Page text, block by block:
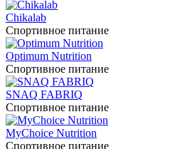
Chikalab
Спортивное питание
Optimum Nutrition
Спортивное питание
SNAQ FABRIQ
Спортивное питание
MyChoice Nutrition
Спортивное питание